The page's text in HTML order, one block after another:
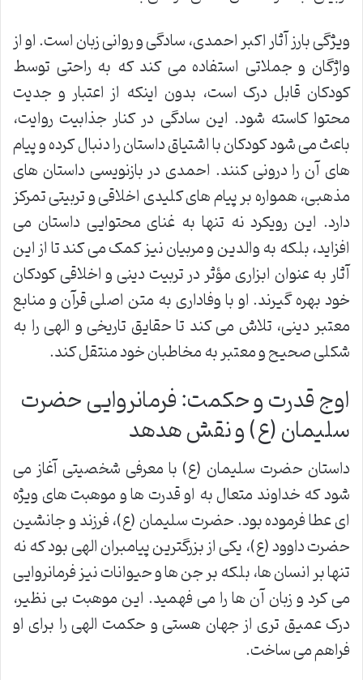
ویژگی بارز آثار اکبر احمدی، سادگی و روانی زبان است. او از
واژگان و جملاتی استفاده می کند که به راحتی توسط
کودکان قابل درک است، بدون اینکه از اعتبار و جدیت
محتوا کاسته شود. این سادگی در کنار جذابیت روایت،
باعث می شود کودکان با اشتیاق داستان را دنبال کرده و پیام
های آن را درونی کنند. احمدی در بازنویسی داستان های
مذهبی، همواره بر پیام های کلیدی اخلاقی و تربیتی تمرکز
دارد. این رویکرد نه تنها به غنای محتوایی داستان می
افزاید، بلکه به والدین و مربیان نیز کمک می کند تا از این
آثار به عنوان ابزاری مؤثر در تربیت دینی و اخلاقی کودکان
خود بهره گیرند. او با وفاداری به متن اصلی قرآن و منابع
معتبر دینی، تلاش می کند تا حقایق تاریخی و الهی را به
شکلی صحیح و معتبر به مخاطبان خود منتقل کند.
اوج قدرت و حکمت: فرمانروایی حضرت
سلیمان (ع) و نقش هدهد
داستان حضرت سلیمان (ع) با معرفی شخصیتی آغاز می
شود که خداوند متعال به او قدرت ها و موهبت های ویژه
ای عطا فرموده بود. حضرت سلیمان (ع)، فرزند و جانشین
حضرت داوود (ع)، یکی از بزرگترین پیامبران الهی بود که نه
تنها بر انسان ها، بلکه بر جن ها و حیوانات نیز فرمانروایی
می کرد و زبان آن ها را می فهمید. این موهبت بی نظیر،
درک عمیق تری از جهان هستی و حکمت الهی را برای او
فراهم می ساخت.